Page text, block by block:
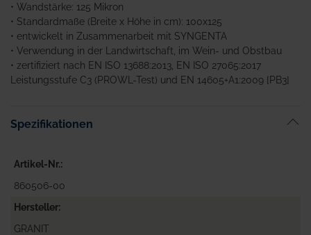
• Wandstärke: 125 Mikron
• Standardmaße (Breite x Höhe in cm): 100x125
• entwickelt in Zusammenarbeit mit SYNGENTA
• Verwendung in der Landwirtschaft, im Wein- und Obstbau
• zertifiziert nach EN ISO 13688:2013, EN ISO 27065:2017
Leistungsstufe C3 (PROWL-Test) und EN 14605+A1:2009 [PB3]
Spezifikationen
Artikel-Nr.
860506-00
Hersteller
GRANIT